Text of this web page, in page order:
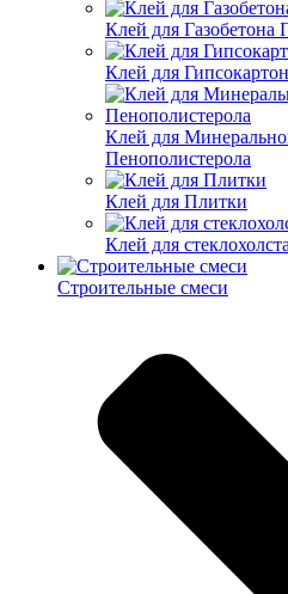
Клей для Газобетона
Клей для
Клей для
Пенополистерола
Клей для Плитки
Клей для
Строительные смеси